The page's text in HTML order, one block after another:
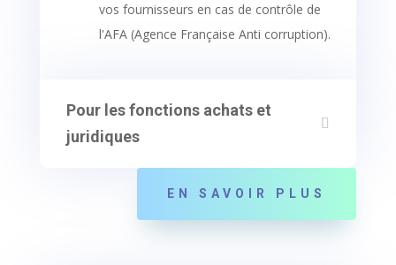
vos fournisseurs en cas de contrôle de
l'AFA (Agence Française Anti corruption).
Pour les fonctions achats et
juridiques
EN SAVOIR PLUS